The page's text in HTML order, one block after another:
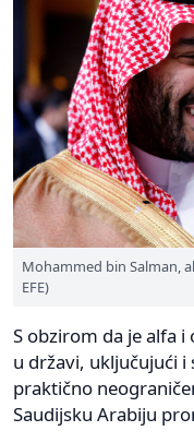
Mohammed bin Salman,
EFE)
S obzirom da je alfa i
u državi, uključujući
praktično
Saudijsku Arabiju